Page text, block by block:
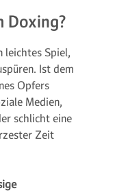
Doxing?
leichtes Spiel,
Ist dem
Opfers
Medien,
schlicht eine
Zeit